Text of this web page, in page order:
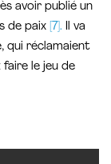
avoir publié un
de paix [7]. Il va
qui réclamaient
faire le jeu de